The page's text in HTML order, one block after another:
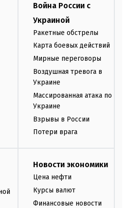
Война России с
Украиной
Ракетные обстрелы
Карта боевых действий
Мирные переговоры
Воздушная тревога в
Украине
Массированная атака по
Украине
Взрывы в России
Потери врага
Новости экономики
Цена нефти
Курсы валют
Финансовые новости